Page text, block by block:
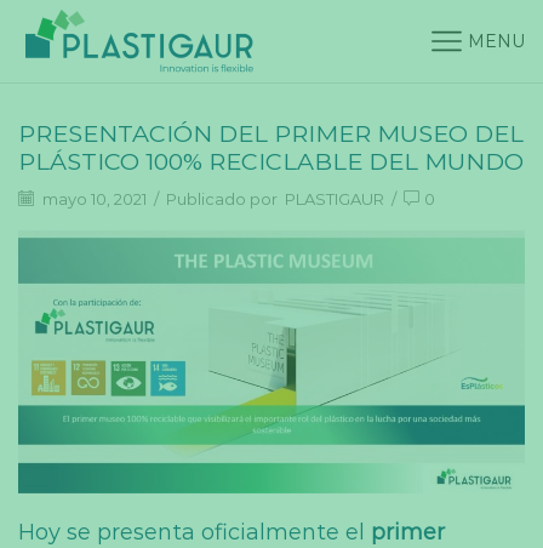
MENU
PRESENTACIÓN DEL PRIMER MUSEO DEL
PLÁSTICO 100% RECICLABLE DEL MUNDO
mayo 10, 2021 / Publicado por PLASTIGAUR / 0
Hoy se presenta oficialmente el primer